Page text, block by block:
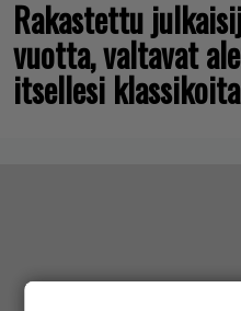
Rakastettu
vuotta, valtavat
itsellesi